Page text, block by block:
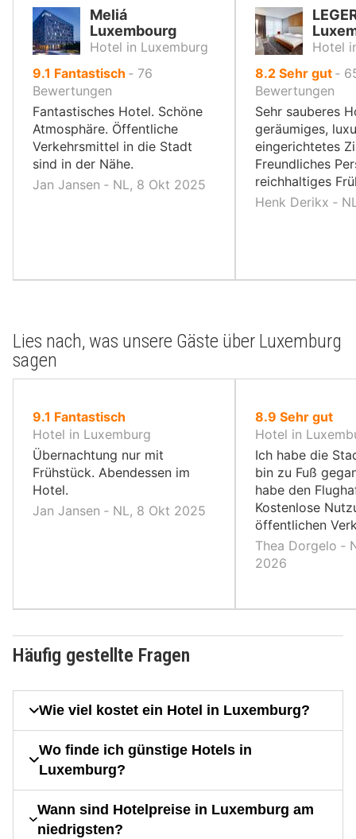
Meliá
Luxembourg
Hotel in Luxemburg
9.1 von
10,
Fantastisch ‐ 76
Bewertungen
Fantastisches Hotel. Schöne
Atmosphäre. Öffentliche
Verkehrsmittel in die Stadt
sind in der Nähe.
Jan Jansen ‐ NL, 8 Okt 2025
Hotel
8.2 von
10,
Sehr gut ‐
Bewertungen
Sehr sauberes
geräumiges,
eingerichtetes
Freundliches
reichhaltiges
Henk Derikx ‐
Lies nach, was unsere Gäste über Luxemburg
sagen
9.1 von
10,
Fantastisch
Hotel in Luxemburg
Übernachtung nur mit
Frühstück. Abendessen im
Hotel.
Jan Jansen ‐ NL, 8 Okt 2025
8.9 von
10,
Sehr gut
Hotel in
Ich habe die
bin zu Fuß
habe den
Kostenlose
öffentlichen
Thea Dorgelo ‐
2026
Häufig gestellte Fragen
Wie viel kostet ein Hotel in Luxemburg?
Wo finde ich günstige Hotels in
Luxemburg?
Wann sind Hotelpreise in Luxemburg am
niedrigsten?